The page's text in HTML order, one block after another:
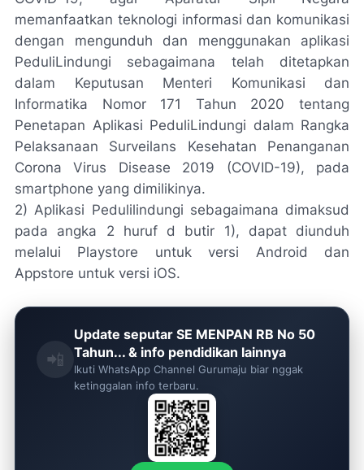
memanfaatkan teknologi informasi dan komunikasi
dengan mengunduh dan menggunakan aplikasi
PeduliLindungi sebagaimana telah ditetapkan
dalam Keputusan Menteri Komunikasi dan
Informatika Nomor 171 Tahun 2020 tentang
Penetapan Aplikasi PeduliLindungi dalam Rangka
Pelaksanaan Surveilans Kesehatan Penanganan
Corona Virus Disease 2019 (COVID-19), pada
smartphone yang dimilikinya.
2) Aplikasi Pedulilindungi sebagaimana dimaksud
pada angka 2 huruf d butir 1), dapat diunduh
melalui Playstore untuk versi Android dan
Appstore untuk versi iOS.
📲
Update seputar SE MENPAN RB No 50
Tahun... & info pendidikan lainnya
Ikuti WhatsApp Channel Gurumaju biar nggak
ketinggalan info terbaru.